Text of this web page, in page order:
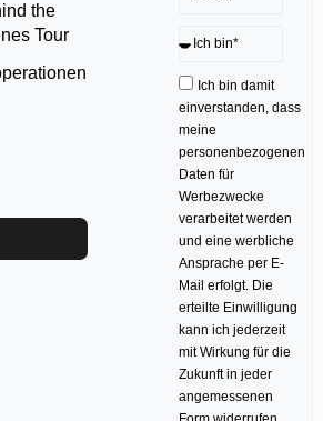
the
Tour
Ich bin damit
einverstanden, dass
meine
personenbezogenen
Daten für
Werbezwecke
verarbeitet werden
und eine werbliche
Ansprache per E-
Mail erfolgt. Die
erteilte Einwilligung
kann ich jederzeit
mit Wirkung für die
Zukunft in jeder
angemessenen